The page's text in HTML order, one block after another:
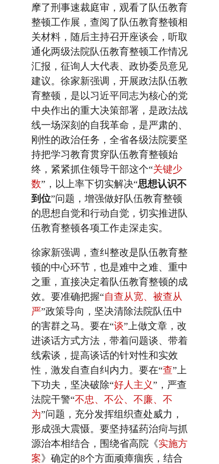
摩了刑事速裁庭审，观看了队伍教育
整顿工作展，查阅了队伍教育整顿相
关材料，随后主持召开座谈会，听取
通化两级法院队伍教育整顿工作情况
汇报，征询人大代表、政协委员意见
建议。徐家新强调，开展政法队伍教
育整顿，是以习近平同志为核心的党
中央作出的重大决策部署，是政法战
线一场深刻的自我革命，是严肃的、
刚性的政治任务，全省各级法院要坚
持把学习教育贯穿队伍教育整顿始
终，紧紧抓住领导干部这个“关键少
数”，以上率下切实解决“思想认识不
到位”问题，增强做好队伍教育整顿
的思想自觉和行动自觉，切实推进队
伍教育整顿各项工作走深走实。
徐家新强调，查纠整改是队伍教育整
顿的中心环节，也是难中之难、重中
之重，直接决定着队伍教育整顿的成
效。要准确把握“自查从宽、被查从
严”政策导向，坚决清除法院队伍中
的害群之马。要在“谈”上做文章，改
进谈话方式方法，带着问题谈、带着
线索谈，提高谈话的针对性和实效
性，激发自查自纠内力。要在“查”上
下功夫，坚决破除“好人主义”，严查
法院干警“不忠、不公、不廉、不
为”问题，充分发挥组织查处威力，
形成强大震慑。要坚持猛药治疴与抓
源治本相结合，围绕省高院《实施方
案》确定的8个方面顽瘴痼疾，结合